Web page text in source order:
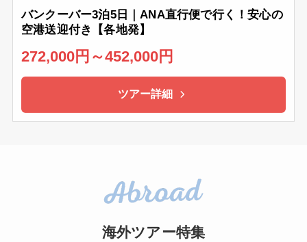
バンクーバー3泊5日｜ANA直行便で行く！安心の
空港送迎付き【各地発】
272,000円～452,000円
ツアー詳細
海外ツアー特集